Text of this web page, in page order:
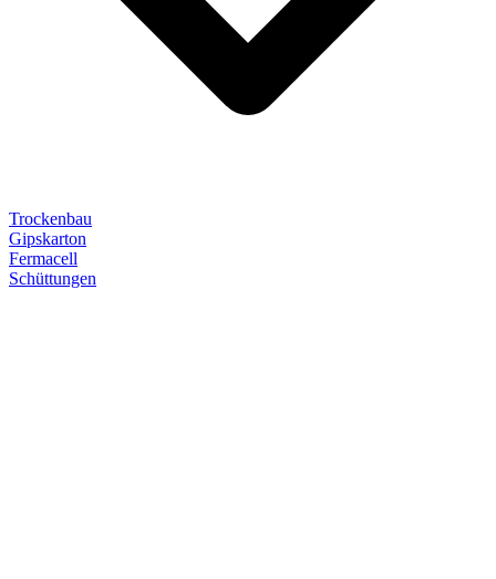
Trockenbau
Gipskarton
Fermacell
Schüttungen